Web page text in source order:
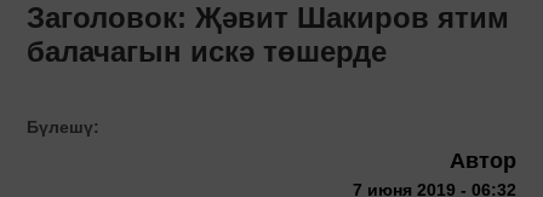
Заголовок: Җәвит Шакиров ятим
балачагын искә төшерде
Бүлешү:
Автор
7 июня 2019 - 06:32